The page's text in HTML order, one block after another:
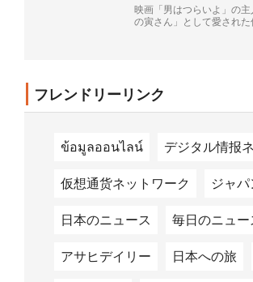
映画「男はつらいよ」の
の寅さん」として愛された
フレンドリーリンク
ข้อมูลออนไลน์ デジタル情报
仮想通货ネットワーク ジャ
日本のニュース 毎日のニュー
アサヒデイリー 日本への旅